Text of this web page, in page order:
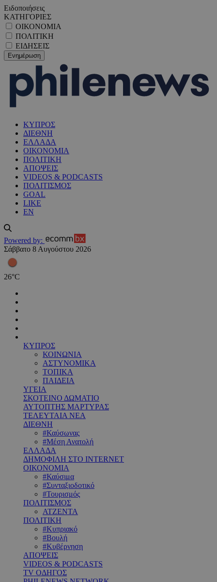
Ειδοποιήσεις
ΚΑΤΗΓΟΡΙΕΣ
ΟΙΚΟΝΟΜΙΑ
ΠΟΛΙΤΙΚΗ
ΕΙΔΗΣΕΙΣ
ΚΥΠΡΟΣ
ΔΙΕΘΝΗ
ΕΛΛΑΔΑ
ΟΙΚΟΝΟΜΙΑ
ΠΟΛΙΤΙΚΗ
ΑΠΟΨΕΙΣ
VIDEOS & PODCASTS
ΠΟΛΙΤΙΣΜΟΣ
GOAL
LIKE
EN
Powered by:
Σάββατο 8 Αυγούστου 2026
26°C
ΚΥΠΡΟΣ
ΚΟΙΝΩΝΙΑ
ΑΣΤΥΝΟΜΙΚΑ
ΤΟΠΙΚΑ
ΠΑΙΔΕΙΑ
ΥΓΕΙΑ
ΣΚΟΤΕΙΝΟ ΔΩΜΑΤΙΟ
ΑΥΤΟΠΤΗΣ ΜΑΡΤΥΡΑΣ
ΤΕΛΕΥΤΑΙΑ ΝΕΑ
ΔΙΕΘΝΗ
#Καύσωνας
#Μέση Ανατολή
ΕΛΛΑΔΑ
ΔΗΜΟΦΙΛΗ ΣΤΟ INTERNET
ΟΙΚΟΝΟΜΙΑ
#Καύσιμα
#Συνταξιοδοτικό
#Τουρισμός
ΠΟΛΙΤΙΣΜΟΣ
ΑΤΖΕΝΤΑ
ΠΟΛΙΤΙΚΗ
#Κυπριακό
#Βουλή
#Κυβέρνηση
ΑΠΟΨΕΙΣ
VIDEOS & PODCASTS
TV ΟΔΗΓΟΣ